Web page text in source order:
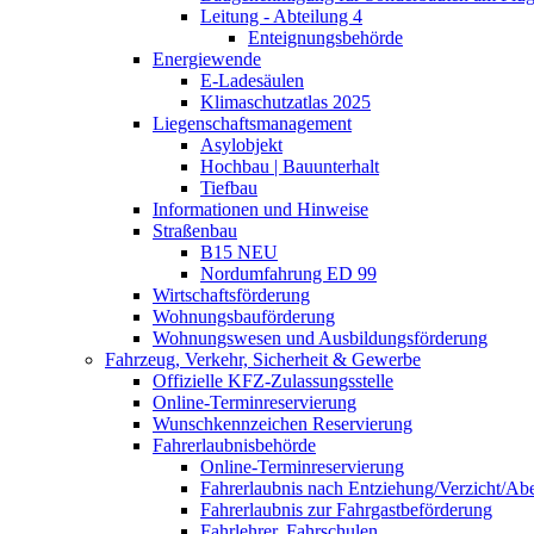
Leitung - Abteilung 4
Enteignungsbehörde
Energiewende
E-Ladesäulen
Klimaschutzatlas 2025
Liegenschaftsmanagement
Asylobjekt
Hochbau | Bauunterhalt
Tiefbau
Informationen und Hinweise
Straßenbau
B15 NEU
Nordumfahrung ED 99
Wirtschaftsförderung
Wohnungsbauförderung
Wohnungswesen und Ausbildungsförderung
Fahrzeug, Verkehr, Sicherheit & Gewerbe
Offizielle KFZ-Zulassungsstelle
Online-Terminreservierung
Wunschkennzeichen Reservierung
Fahrerlaubnisbehörde
Online-Terminreservierung
Fahrerlaubnis nach Entziehung/Verzicht/
Fahrerlaubnis zur Fahrgastbeförderung